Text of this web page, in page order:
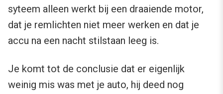
syteem alleen werkt bij een draaiende motor,
dat je remlichten niet meer werken en dat je
accu na een nacht stilstaan leeg is.
Je komt tot de conclusie dat er eigenlijk
weinig mis was met je auto, hij deed nog